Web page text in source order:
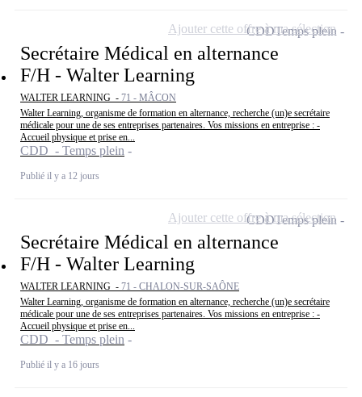
Secrétaire Médical en alternance
F/H - Walter Learning
WALTER LEARNING - 71 - MÂCON
Walter Learning, organisme de formation en alternance, recherche (un)e secrétaire
médicale pour une de ses entreprises partenaires. Vos missions en entreprise : -
Accueil physique et prise en...
CDD - Temps plein
Publié il y a 12 jours
CDDTemps plein
Ajouter cette offre à ma sélection
Secrétaire Médical en alternance
F/H - Walter Learning
WALTER LEARNING - 71 - CHALON-SUR-SAÔNE
Walter Learning, organisme de formation en alternance, recherche (un)e secrétaire
médicale pour une de ses entreprises partenaires. Vos missions en entreprise : -
Accueil physique et prise en...
CDD - Temps plein
Publié il y a 16 jours
CDDTemps plein
Ajouter cette offre à ma sélection